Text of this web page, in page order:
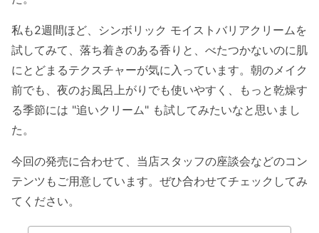
私も2週間ほど、シンボリック モイストバリアクリームを
試してみて、落ち着きのある香りと、べたつかないのに肌
にとどまるテクスチャーが気に入っています。朝のメイク
前でも、夜のお風呂上がりでも使いやすく、もっと乾燥す
る季節には "追いクリーム" も試してみたいなと思いまし
た。
今回の発売に合わせて、当店スタッフの座談会などのコン
テンツもご用意しています。ぜひ合わせてチェックしてみ
てください。